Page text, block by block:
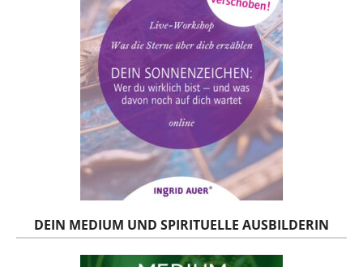
DEIN MEDIUM UND SPIRITUELLE AUSBILDERIN